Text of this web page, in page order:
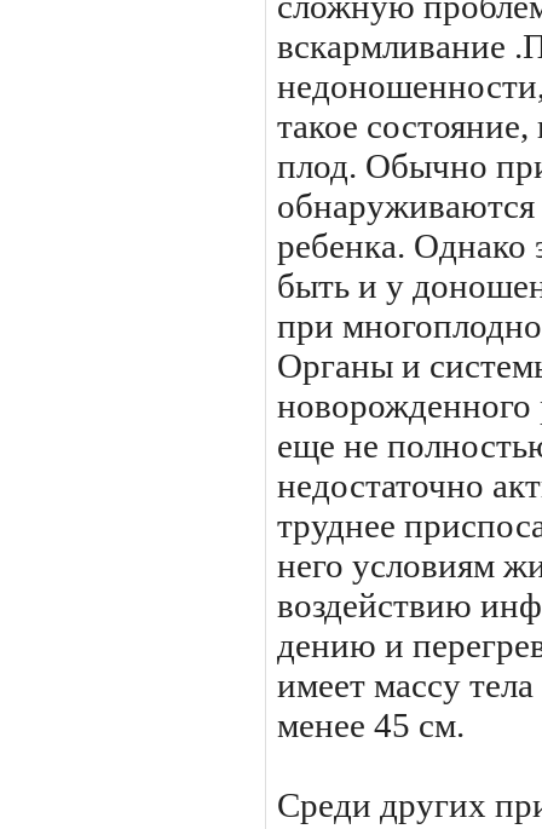
вскармливание
такое
плод. Обычно
ребенка. Однако
быть и у
при
Органы и
еще не
недостаточно
труднее
него условиям
воздействию
дению и
имеет массу
менее 45 см.
Среди других